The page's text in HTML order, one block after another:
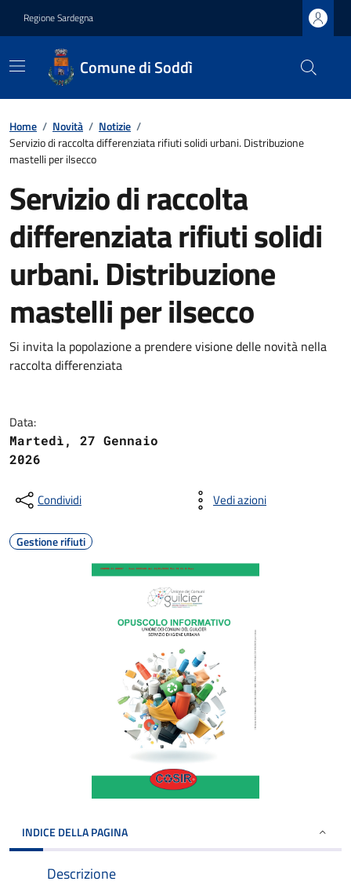
Regione Sardegna
Comune di Soddì
Home / Novità / Notizie /
Servizio di raccolta differenziata rifiuti solidi urbani. Distribuzione
mastelli per ilsecco
Servizio di raccolta
differenziata rifiuti solidi
urbani. Distribuzione
mastelli per ilsecco
Si invita la popolazione a prendere visione delle novità nella
raccolta differenziata
Data:
Martedì, 27 Gennaio
2026
Condividi Vedi azioni
Gestione rifiuti
INDICE DELLA PAGINA
Descrizione